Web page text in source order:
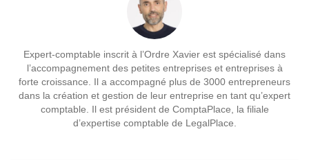
Expert-comptable inscrit à l’Ordre Xavier est spécialisé dans
l’accompagnement des petites entreprises et entreprises à
forte croissance. Il a accompagné plus de 3000 entrepreneurs
dans la création et gestion de leur entreprise en tant qu’expert
comptable. Il est président de ComptaPlace, la filiale
d’expertise comptable de LegalPlace.